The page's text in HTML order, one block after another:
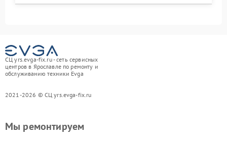
СЦ yrs.evga-fix.ru - сеть сервисных
центров в Ярославле по ремонту и
обслуживанию техники Evga
2021-2026 © СЦ yrs.evga-fix.ru
Мы ремонтируем